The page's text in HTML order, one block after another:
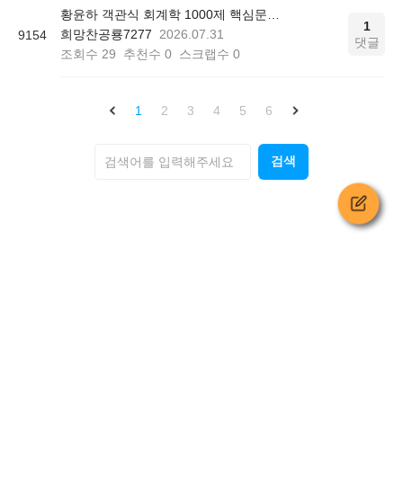
9154
희망찬공룡7277
2026.07.31
조회수 29 추천수 0 스크랩수 0
1
댓글
1 2 3 4 5 6
검색